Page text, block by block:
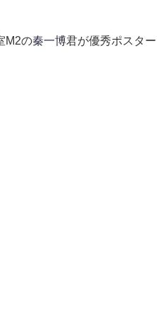
M2の秦一博君が優秀ポスター